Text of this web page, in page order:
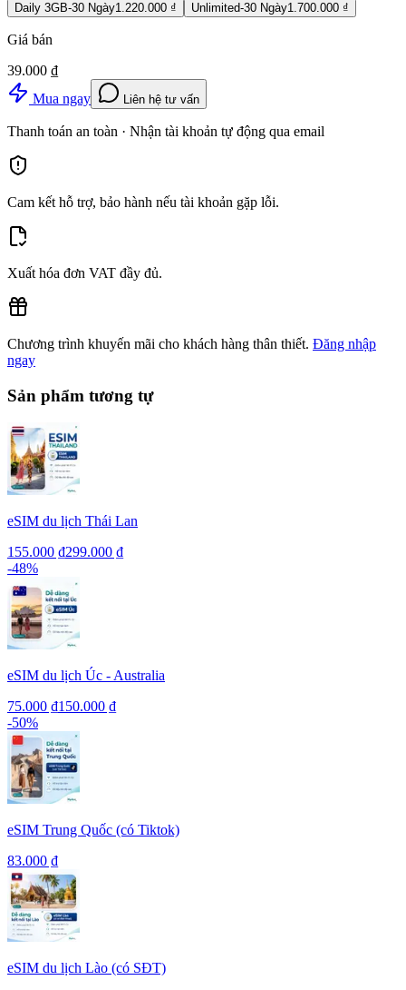
Daily 3GB-30 Ngày1.220.000 ₫ Unlimited-30 Ngày1.700.000 ₫
Giá bán
39.000 ₫
Mua ngay
Liên hệ tư vấn
Thanh toán an toàn · Nhận tài khoản tự động qua email
Cam kết hỗ trợ, bảo hành nếu tài khoản gặp lỗi.
Xuất hóa đơn VAT đầy đủ.
Chương trình khuyến mãi cho khách hàng thân thiết. Đăng nhập
ngay
Sản phẩm tương tự
eSIM du lịch Thái Lan
155.000 ₫299.000 ₫
-48%
eSIM du lịch Úc - Australia
75.000 ₫150.000 ₫
-50%
eSIM Trung Quốc (có Tiktok)
83.000 ₫
eSIM du lịch Lào (có SĐT)